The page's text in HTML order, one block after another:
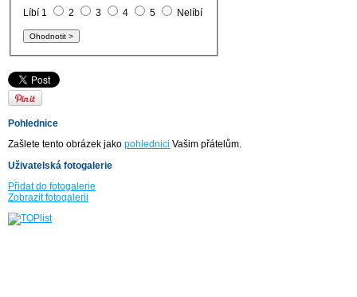
Líbí 1 2 3 4 5 Nelíbí
Pohlednice
Zašlete tento obrázek jako pohlednici Vašim přátelům.
Uživatelská fotogalerie
Přidat do fotogalerie
Zobrazit fotogalerii